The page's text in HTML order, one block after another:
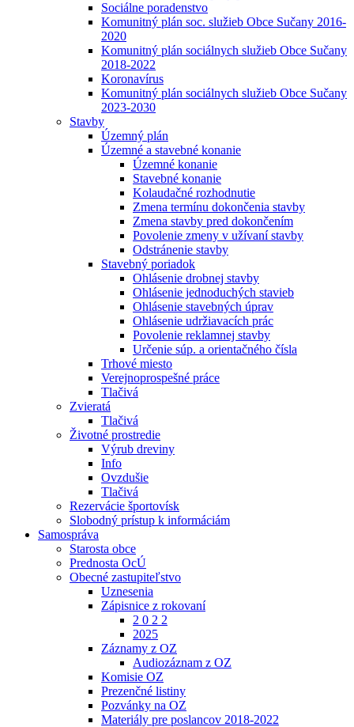
Sociálne poradenstvo
Komunitný plán soc. služieb Obce Sučany 2016-
2020
Komunitný plán sociálnych služieb Obce Sučany
2018-2022
Koronavírus
Komunitný plán sociálnych služieb Obce Sučany
2023-2030
Stavby
Územný plán
Územné a stavebné konanie
Územné konanie
Stavebné konanie
Kolaudačné rozhodnutie
Zmena termínu dokončenia stavby
Zmena stavby pred dokončením
Povolenie zmeny v užívaní stavby
Odstránenie stavby
Stavebný poriadok
Ohlásenie drobnej stavby
Ohlásenie jednoduchých stavieb
Ohlásenie stavebných úprav
Ohlásenie udržiavacích prác
Povolenie reklamnej stavby
Určenie súp. a orientačného čísla
Trhové miesto
Verejnoprospešné práce
Tlačivá
Zvieratá
Tlačivá
Životné prostredie
Výrub dreviny
Info
Ovzdušie
Tlačivá
Rezervácie športovísk
Slobodný prístup k informáciám
Samospráva
Starosta obce
Prednosta OcÚ
Obecné zastupiteľstvo
Uznesenia
Zápisnice z rokovaní
2 0 2 2
2025
Záznamy z OZ
Audiozáznam z OZ
Komisie OZ
Prezenčné listiny
Pozvánky na OZ
Materiály pre poslancov 2018-2022